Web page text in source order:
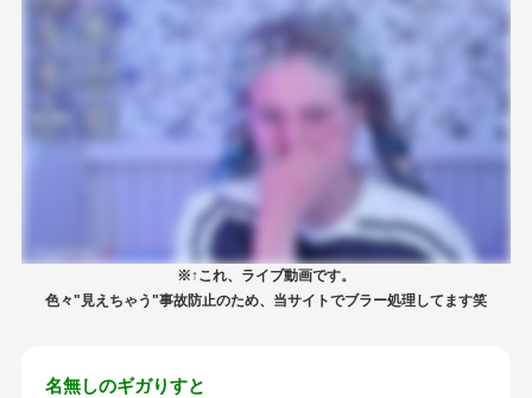
※↑これ、ライブ動画です。
色々"見えちゃう"事故防止のため、当サイトでブラー処理してます笑
名無しのギガりすと